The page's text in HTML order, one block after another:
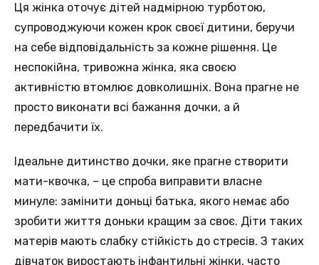
Ця жінка оточує дітей надмірною турботою,
супроводжуючи кожен крок своєї дитини, беручи
на себе відповідальність за кожне рішення. Це
неспокійна, тривожна жінка, яка своєю
активністю втомлює довколишніх. Вона прагне не
просто виконати всі бажання дочки, а й
передбачити їх.
Ідеальне дитинство дочки, яке прагне створити
мати-квочка, – це спроба виправити власне
минуле: замінити доньці батька, якого немає або
зробити життя доньки кращим за своє. Діти таких
матерів мають слабку стійкість до стресів. З таких
дівчаток виростають інфантильні жінки, часто